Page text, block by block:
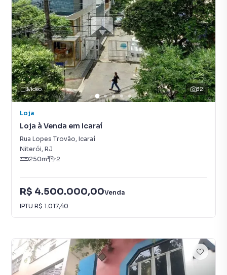
32
Vídeo
Loja
Loja à Venda em Icaraí
Rua Lopes Trovão, Icaraí
Niterói, RJ
250m² 2
R$ 4.500.000,00Venda
IPTU R$ 1.017,40